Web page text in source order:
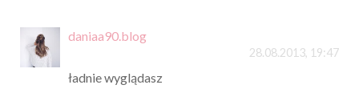
daniaa90.blog
28.08.2013, 19:47
ładnie wyglądasz